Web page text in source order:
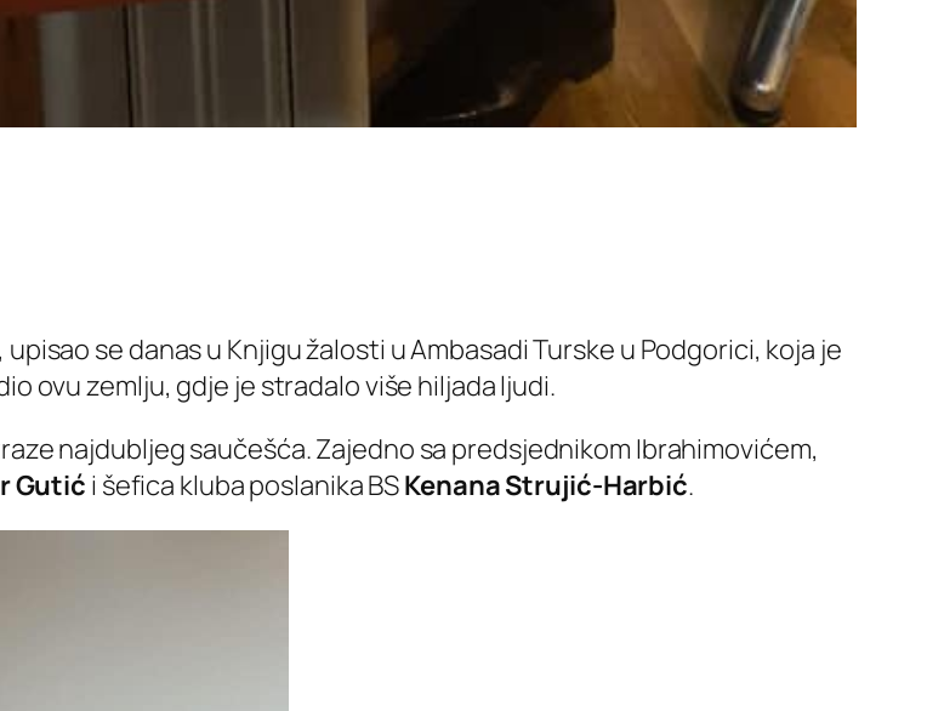
, upisao se danas u Knjigu žalosti u Ambasadi Turske u Podgorici, koja je
ovu zemlju, gdje je stradalo više hiljada ljudi.
najdubljeg saučešća. Zajedno sa predsjednikom Ibrahimovićem,
Gutić i šefica kluba poslanika BSKenana Strujić-Harbić.